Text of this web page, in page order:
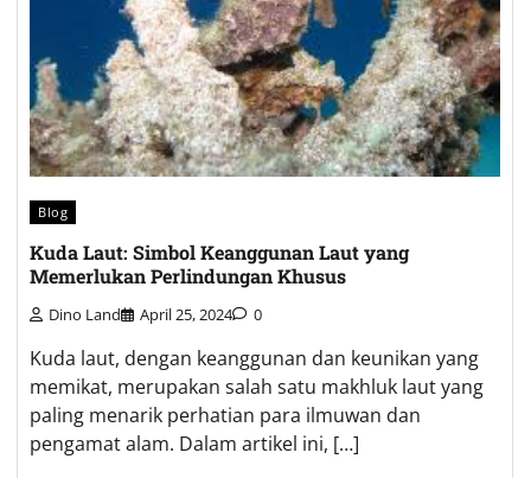
Blog
Kuda Laut: Simbol Keanggunan Laut yang
Memerlukan Perlindungan Khusus
Dino Land April 25, 2024 0
Kuda laut, dengan keanggunan dan keunikan yang
memikat, merupakan salah satu makhluk laut yang
paling menarik perhatian para ilmuwan dan
pengamat alam. Dalam artikel ini, […]